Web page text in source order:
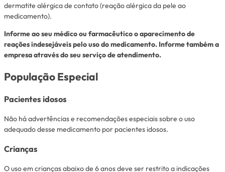
dermatite alérgica de contato (reação alérgica da pele ao
medicamento).
Informe ao seu médico ou farmacêutico o aparecimento de
reações indesejáveis pelo uso do medicamento. Informe também a
empresa através do seu serviço de atendimento.
População Especial
Pacientes idosos
Não há advertências e recomendações especiais sobre o uso
adequado desse medicamento por pacientes idosos.
Crianças
O uso em crianças abaixo de 6 anos deve ser restrito a indicações